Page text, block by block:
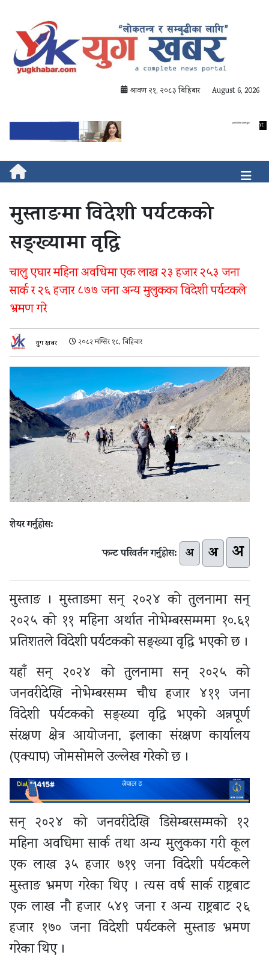
श्रावण २१, २०८३ बिहिबार August 6, 2026
मुस्ताङमा विदेशी पर्यटकको
सङ्ख्यामा वृद्धि
चालु एघार महिना अवधिमा एक लाख २३ हजार २५३ जना
सार्क र २६ हजार ८७७ जना अन्य मुलुकका विदेशी पर्यटकले
भ्रमण गरे
युग खबर २०८२ मंग्सिर १८, बिहिबार
शेयर गर्नुहोस:
फन्ट परिवर्तन गर्नुहोस: अ अ अ
मुस्ताङ । मुस्ताङमा सन् २०२४ को तुलनामा सन्
२०२५ को ११ महिना अर्थात नोभेम्बरसम्ममा १०.६१
प्रतिशतले विदेशी पर्यटकको सङ्ख्या वृद्धि भएको छ ।
यहाँ सन् २०२४ को तुलनामा सन् २०२५ को
जनवरीदेखि नोभेम्बरसम्म चौध हजार ४११ जना
विदेशी पर्यटकको सङ्ख्या वृद्धि भएको अन्नपूर्ण
संरक्षण क्षेत्र आयोजना, इलाका संरक्षण कार्यालय
(एक्याप) जोमसोमले उल्लेख गरेको छ ।
सन् २०२४ को जनवरीदेखि डिसेम्बरसम्मको १२
महिना अवधिमा सार्क तथा अन्य मुलुकका गरी कूल
एक लाख ३५ हजार ७१९ जना विदेशी पर्यटकले
मुस्ताङ भ्रमण गरेका थिए । त्यस वर्ष सार्क राष्ट्रबाट
एक लाख नौ हजार ५४९ जना र अन्य राष्ट्रबाट २६
हजार १७० जना विदेशी पर्यटकले मुस्ताङ भ्रमण
गरेका थिए ।